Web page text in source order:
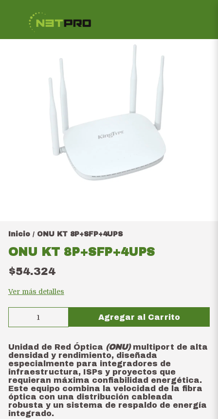
Inicio / ONU KT 8P+SFP+4UPS
ONU KT 8P+SFP+4UPS
$54.324
Ver más detalles
Agregar al Carrito
Unidad de Red Óptica (ONU) multiport de alta
densidad y rendimiento, diseñada
especialmente para integradores de
infraestructura, ISPs y proyectos que
requieran máxima confiabilidad energética.
Este equipo combina la velocidad de la fibra
óptica con una distribución cableada
robusta y un sistema de respaldo de energía
integrado.